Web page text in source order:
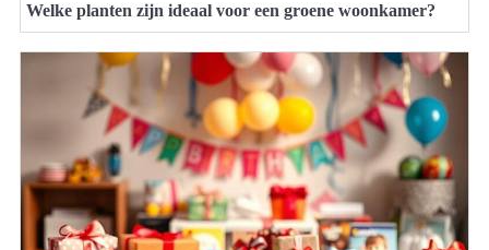
Welke planten zijn ideaal voor een groene woonkamer?